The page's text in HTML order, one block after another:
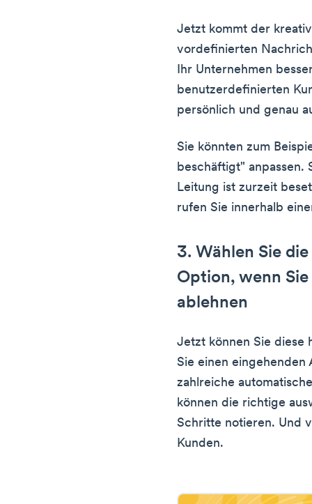
Jetzt kommt der
vordefinierten
Ihr Unternehmen
benutzerdefinierten
persönlich und genau
Sie könnten zum
beschäftigt" anpassen.
Leitung ist zurzeit
rufen Sie innerhalb
3. Wählen Sie
Option, wenn
ablehnen
Jetzt können Sie diese
Sie einen eingehenden
zahlreiche
können die richtige
Schritte notieren. Und
Kunden.